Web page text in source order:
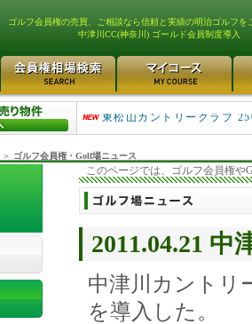
ゴルフ会員権の売買、ご相談なら信頼と実績の明治ゴルフを
中津川CC(神奈川) ゴールド会員制度導入
平塚富士見カントリーク
東松山カントリークラブ
＞ ゴルフ会員権・Golf場ニュース
このページでは、ゴルフ会員権や
2011.04.21
中津川カントリ
を導入した。